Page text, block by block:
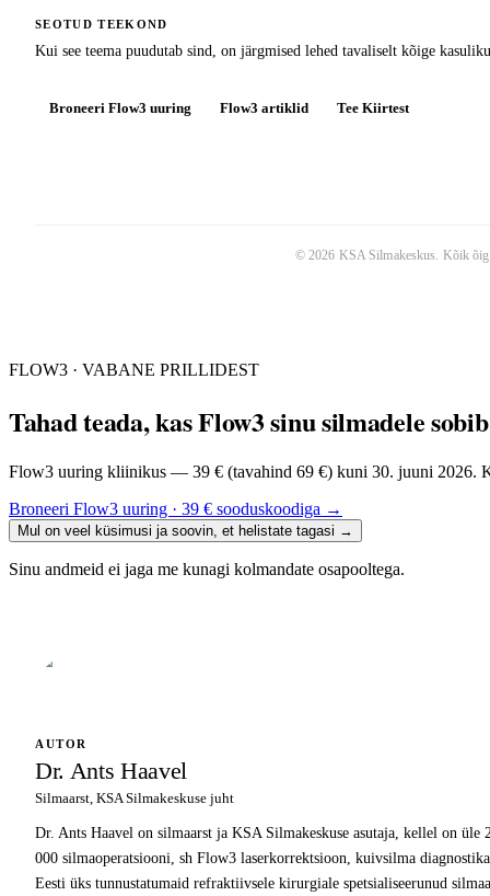
SEOTUD TEEKOND
Kui see teema puudutab sind, on järgmised lehed tavaliselt kõige
Broneeri Flow3 uuring Flow3 artiklid Tee Kiirtest
© 2026 KSA Silmakeskus. Kõik
FLOW3 · VABANE PRILLIDEST
Tahad teada, kas Flow3 sinu silmadele
Flow3 uuring kliinikus — 39 € (tavahind 69 €) kuni 30. juuni 2026.
Broneeri Flow3 uuring · 39 € sooduskoodiga →
Mul on veel küsimusi ja soovin, et helistate tagasi →
Sinu andmeid ei jaga me kunagi kolmandate osapooltega.
AUTOR
Dr. Ants Haavel
Silmaarst, KSA Silmakeskuse juht
Dr. Ants Haavel on silmaarst ja KSA Silmakeskuse asutaja, kellel on
000 silmaoperatsiooni, sh Flow3 laserkorrektsioon, kuivsilma
Eesti üks tunnustatumaid refraktiivsele kirurgiale spetsialiseerunud